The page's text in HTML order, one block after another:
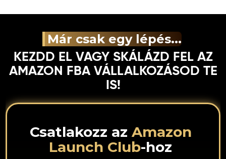
Már csak egy lépés...
KEZDD EL VAGY SKÁLÁZD FEL AZ
AMAZON FBA VÁLLALKOZÁSOD TE
IS!
Csatlakozz az Amazon
Launch Club-hoz